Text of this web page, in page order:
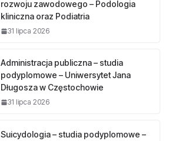
rozwoju zawodowego – Podologia
kliniczna oraz Podiatria
31 lipca 2026
Administracja publiczna – studia
podyplomowe – Uniwersytet Jana
Długosza w Częstochowie
31 lipca 2026
Suicydologia – studia podyplomowe –